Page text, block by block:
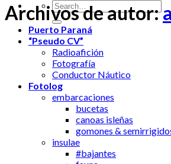
Puerto Paraná
“Pseudo CV”
Radioafición
Fotografía
Conductor Náutico
Fotolog
embarcaciones
bucetas
canoas isleñas
gomones &
insulae
#bajantes
Archivos de autor: